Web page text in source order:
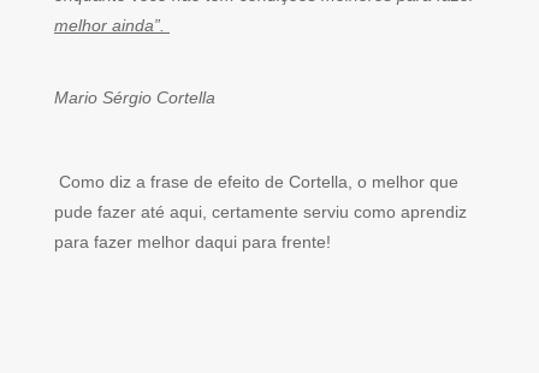
melhor ainda”.
Mario Sérgio Cortella
Como diz a frase de efeito de Cortella, o melhor que
pude fazer até aqui, certamente serviu como aprendiz
para fazer melhor daqui para frente!